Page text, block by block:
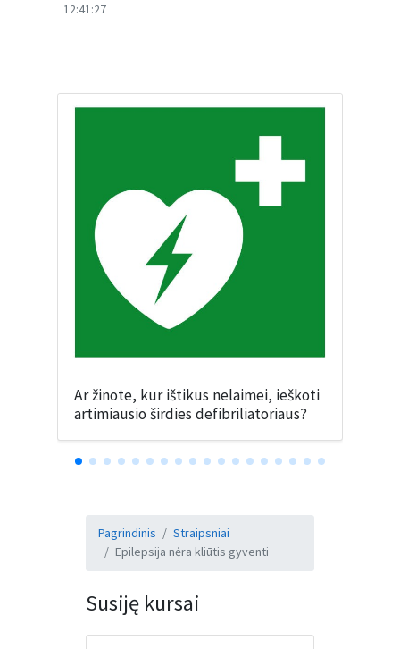
12:41:27
Ar žinote, kur ištikus nelaimei, ieškoti
artimiausio širdies defibriliatoriaus?
Pagrindinis
Straipsniai
Epilepsija nėra kliūtis gyventi
Susiję kursai